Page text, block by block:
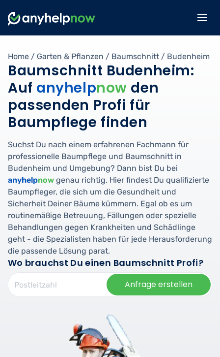
Home / Garten & Pflanzen / Baumschnitt / Budenheim
Baumschnitt Budenheim:
Auf anyhelpnow den
passenden Profi für
Baumpflege finden
Suchst Du nach einem erfahrenen Fachmann für
professionelle Baumpflege und Baumschnitt in
Budenheim und Umgebung? Dann bist Du bei
anyhelpnow genau richtig. Hier findest Du qualifizierte
Baumpfleger, die sich um die Gesundheit und
Sicherheit Deiner Bäume kümmern. Egal ob es um
routinemäßige Betreuung, Fällungen oder spezielle
Behandlungen gegen Krankheiten und Schädlinge
geht - die Spezialisten haben für jede Herausforderung
die passende Lösung parat.
Wo brauchst Du einen Baumschnitt Profi?
Anfrage erstellen